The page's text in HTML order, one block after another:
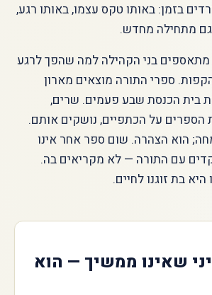
בזמן: באותו טקס עצמו, באותו רגע,
מתחילה מחדש.
מתאספים בני הקהילה למה שהפך לרגע
ספרי התורה מוצאים מארון
בית הכנסת שבע פעמים. שרים,
הספרים על הכתפיים, נושקים אותם.
הוא הצהרה. שום ספר אחר אינו
עם התורה — לא מקריאים בה.
בת זוגנו לחיים.
שאינו ממשיך — הוא